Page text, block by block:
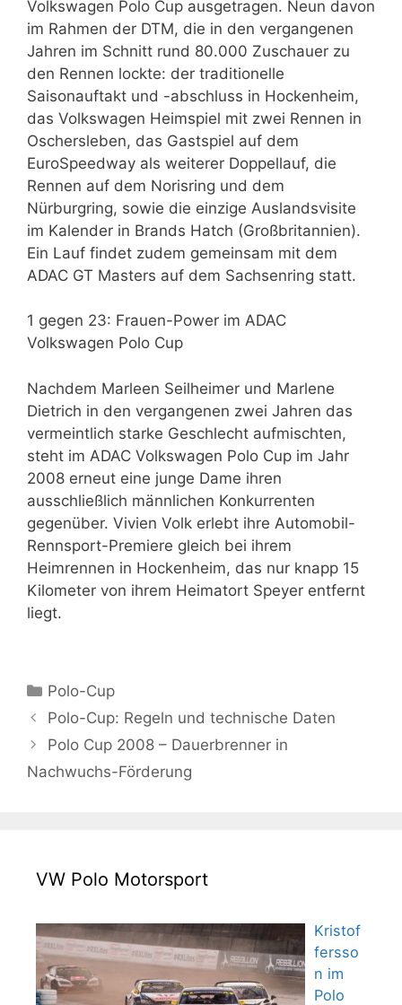
Volkswagen Polo Cup ausgetragen. Neun davon
im Rahmen der DTM, die in den vergangenen
Jahren im Schnitt rund 80.000 Zuschauer zu
den Rennen lockte: der traditionelle
Saisonauftakt und -abschluss in Hockenheim,
das Volkswagen Heimspiel mit zwei Rennen in
Oschersleben, das Gastspiel auf dem
EuroSpeedway als weiterer Doppellauf, die
Rennen auf dem Norisring und dem
Nürburgring, sowie die einzige Auslandsvisite
im Kalender in Brands Hatch (Großbritannien).
Ein Lauf findet zudem gemeinsam mit dem
ADAC GT Masters auf dem Sachsenring statt.
1 gegen 23: Frauen-Power im ADAC
Volkswagen Polo Cup
Nachdem Marleen Seilheimer und Marlene
Dietrich in den vergangenen zwei Jahren das
vermeintlich starke Geschlecht aufmischten,
steht im ADAC Volkswagen Polo Cup im Jahr
2008 erneut eine junge Dame ihren
ausschließlich männlichen Konkurrenten
gegenüber. Vivien Volk erlebt ihre Automobil-
Rennsport-Premiere gleich bei ihrem
Heimrennen in Hockenheim, das nur knapp 15
Kilometer von ihrem Heimatort Speyer entfernt
liegt.
Kategorien
Polo-Cup
Polo-Cup: Regeln und technische Daten
Polo Cup 2008 – Dauerbrenner in
Nachwuchs-Förderung
VW Polo Motorsport
Kristof
fersso
n im
Polo